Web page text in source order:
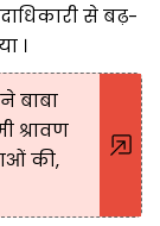
से बढ़-
।
बाबा
श्रावण
की,